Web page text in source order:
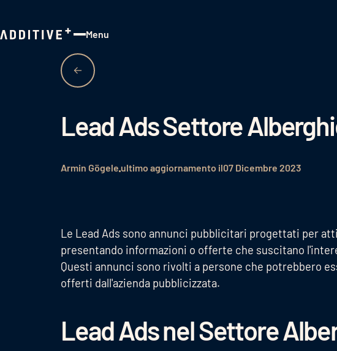
Menu
Lead Ads Settore
Armin Gögele ultimo aggiornamento il07 Dicembre 2023
Le Lead Ads sono annunci pubblicitari progettati per
presentando informazioni o offerte che suscitano
Questi annunci sono rivolti a persone che potrebbero
offerti dall'azienda pubblicizzata.
Lead Ads nel Settore